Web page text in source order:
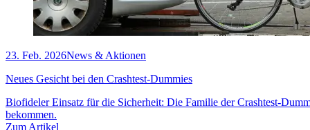
23. Feb. 2026News & Aktionen
Neues Gesicht bei den Crashtest-Dummies
Biofideler Einsatz für die Sicherheit: Die Familie der Crashtest-
bekommen.
Zum Artikel